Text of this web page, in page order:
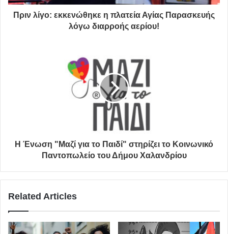
Στο Δήμο Βριλησσίων έχουν ήδη τοποθετηθεί 5
Συνοικιακοί Κομποστοποιητές που λειτουργούν στις
Πάρκο Θεοδωράκη (ΤΥΠΕΤ)
1ο Δημοτικό σχολείο Βριλησσίων
Πλατεία Αντώνη Τρίτση (τοποθετήθηκε πρόσφατα σε
συνεργασία του Δήμου με τον φυσιολατρικό
σύλλογο Βριλησσός)
Πριν λίγο: εκκενώθηκε η πλατεία Αγίας Παρασκευής
λόγω διαρροής αερίου!
Η Ένωση "Μαζί για το Παιδί" στηρίζει το Κοινωνικό
Παντοπωλείο του Δήμου Χαλανδρίου
Related Articles